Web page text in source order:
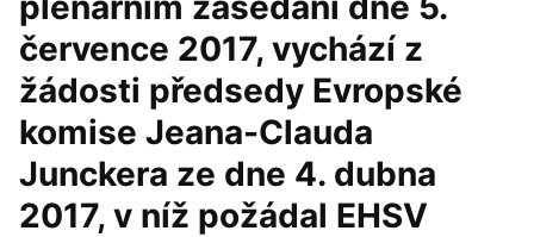
července 2017, vychází z
žádosti předsedy Evropské
komise Jeana-Clauda
Junckera ze dne 4. dubna
2017, v níž požádal EHSV